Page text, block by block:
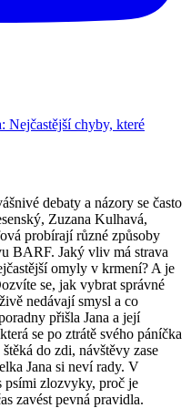
Nejčastější chyby, které
debaty a názory se často
Zuzana Kulhavá,
probírají různé způsoby
BARF. Jaký vliv má strava
omyly v krmení? A je
se, jak vybrat správné
nedávají smysl a co
přišla Jana a její
se po ztrátě svého páníčka
do zdi, návštěvy zase
Jana si neví rady. V
psími zlozvyky, proč je
zavést pevná pravidla.